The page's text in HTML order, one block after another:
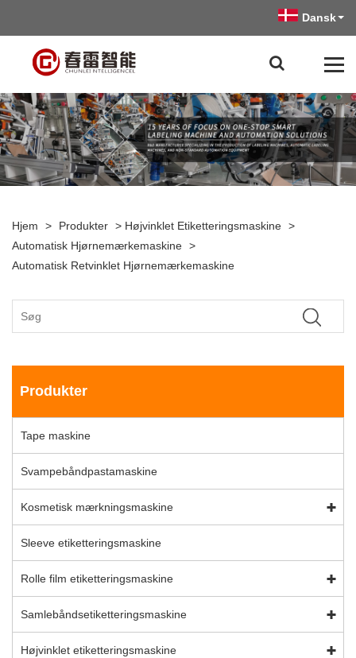
Dansk
Hjem > Produkter > Højvinklet Etiketteringsmaskine >
Automatisk Hjørnemærkemaskine >
Automatisk Retvinklet Hjørnemærkemaskine
Produkter
Tape maskine
Svampebåndpastamaskine
Kosmetisk mærkningsmaskine
Sleeve etiketteringsmaskine
Rolle film etiketteringsmaskine
Samlebåndsetiketteringsmaskine
Højvinklet etiketteringsmaskine